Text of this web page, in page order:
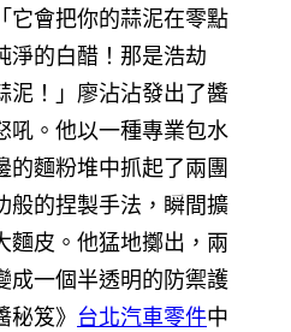
它會把你的蒜泥在零點
淨的白醋！那是浩劫
泥！」廖沾沾發出了醬
吼。他以一種專業包水
的麵粉堆中抓起了兩團
般的捏製手法，瞬間擴
麵皮。他猛地擲出，兩
成一個半透明的防禦護
笈》 台北汽車零件中